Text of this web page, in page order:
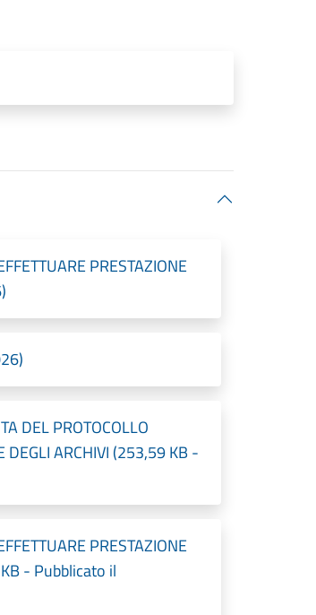
PRESTAZIONE
DEL PROTOCOLLO
DEGLI ARCHIVI (253,59 KB -
PRESTAZIONE
KB - Pubblicato il